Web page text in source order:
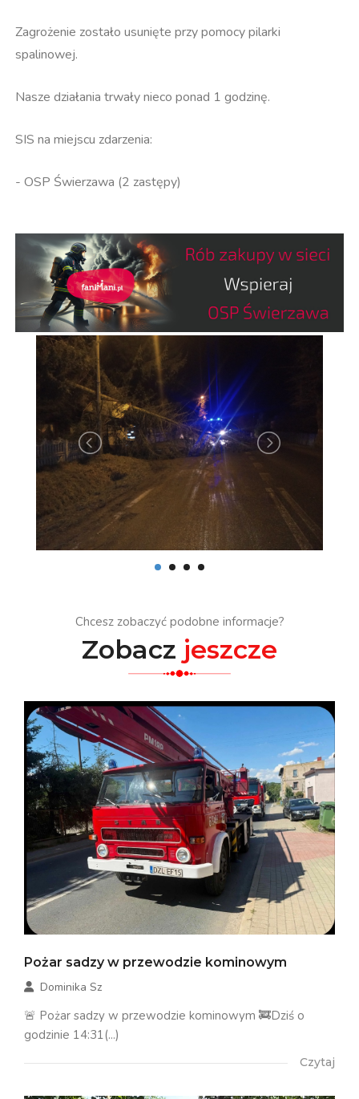
Zagrożenie zostało usunięte przy pomocy pilarki
spalinowej.
Nasze działania trwały nieco ponad 1 godzinę.
SIS na miejscu zdarzenia:
- OSP Świerzawa (2 zastępy)
Chcesz zobaczyć podobne informacje?
Zobacz jeszcze
Pożar sadzy w przewodzie kominowym
Dominika Sz
🚨 Pożar sadzy w przewodzie kominowym 🚒Dziś o
godzinie 14:31(...)
Czytaj